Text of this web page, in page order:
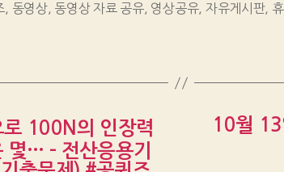
, 동영상, 동영상 자료 공유, 영상공유, 자유게시판,
100N의 인장력
몇… – 전산응용기
10월 13